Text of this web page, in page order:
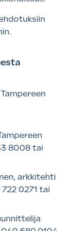
8008 tai
arkkitehti
0271 tai